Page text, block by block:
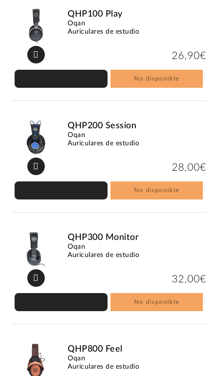
QHP100 Play
Oqan
Auriculares de estudio
26,90€
No disponible
QHP200 Session
Oqan
Auriculares de estudio
28,00€
No disponible
QHP300 Monitor
Oqan
Auriculares de estudio
32,00€
No disponible
QHP800 Feel
Oqan
Auriculares de estudio